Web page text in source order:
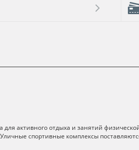
активного отдыха и занятий
спортивные комплексы